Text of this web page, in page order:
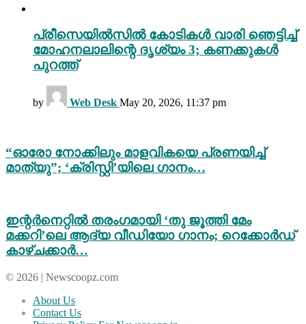
പ്രീസെയിൽസിൽ കോടികൾ വാരി ഞെട്ടിച്ച്
മോഹനലാലിന്റെ ദൃശ്യം 3; കണക്കുകൾ
പുറത്ത്
by Web Desk May 20, 2026, 11:37 pm
“ഓരോ നോക്കിലും മാളവികയെ പ്രണയിച്ച്
മാത്യു”; ‘ക്രിസ്റ്റി’യിലെ ഗാനം…
ഇന്റർനെറ്റിൽ തരംഗമായി ‘തു ജൂത്തി മേം
മക്കറി’ലെ ആദ്യ വീഡിയോ ഗാനം; റെക്കോർഡ്
കാഴ്ചക്കാർ…
© 2026 | Newscoopz.com
About Us
Contact Us